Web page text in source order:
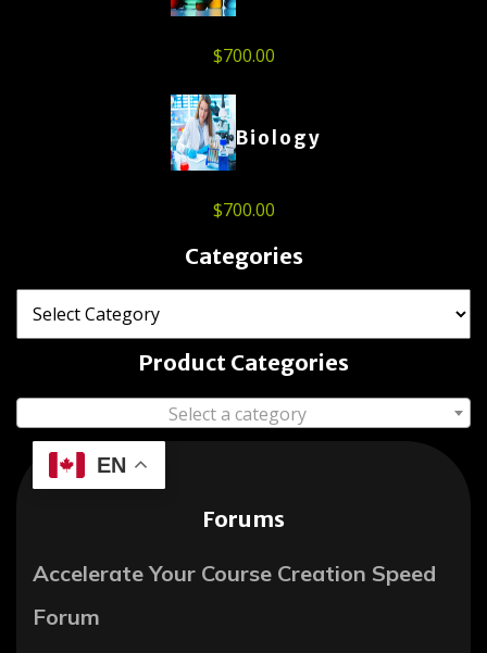
$700.00
Biology
$700.00
Categories
Product Categories
Select a category
EN
Forums
Accelerate Your Course Creation Speed
Forum